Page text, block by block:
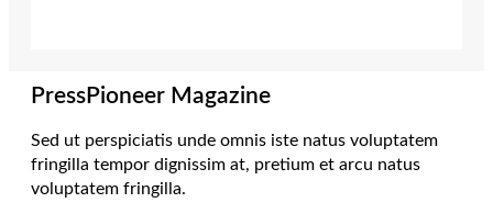
PressPioneer Magazine
Sed ut perspiciatis unde omnis iste natus voluptatem
fringilla tempor dignissim at, pretium et arcu natus
voluptatem fringilla.